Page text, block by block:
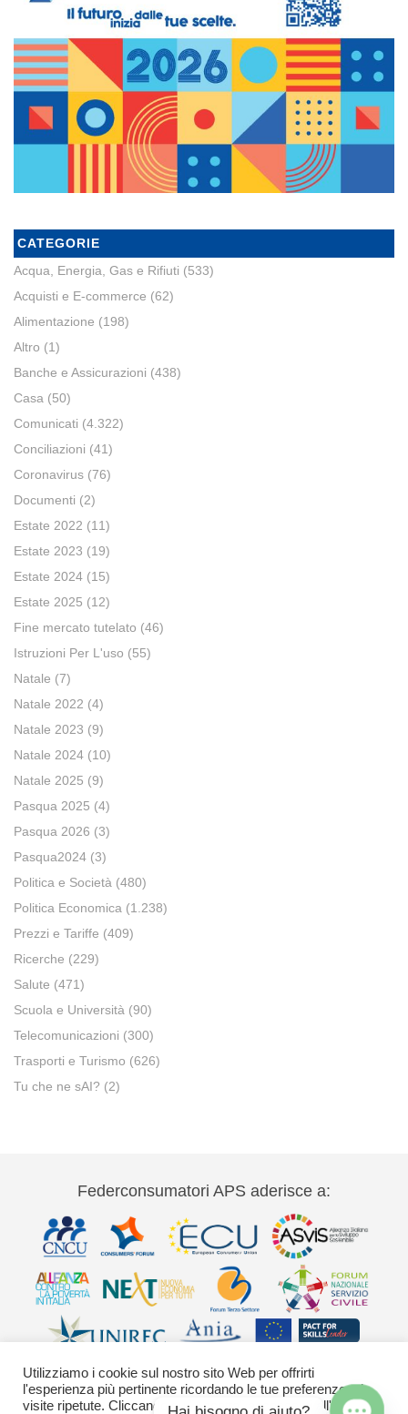
CATEGORIE
Acqua, Energia, Gas e Rifiuti (533)
Acquisti e E-commerce (62)
Alimentazione (198)
Altro (1)
Banche e Assicurazioni (438)
Casa (50)
Comunicati (4.322)
Conciliazioni (41)
Coronavirus (76)
Documenti (2)
Estate 2022 (11)
Estate 2023 (19)
Estate 2024 (15)
Estate 2025 (12)
Fine mercato tutelato (46)
Istruzioni Per L'uso (55)
Natale (7)
Natale 2022 (4)
Natale 2023 (9)
Natale 2024 (10)
Natale 2025 (9)
Pasqua 2025 (4)
Pasqua 2026 (3)
Pasqua2024 (3)
Politica e Società (480)
Politica Economica (1.238)
Prezzi e Tariffe (409)
Ricerche (229)
Salute (471)
Scuola e Università (90)
Telecomunicazioni (300)
Trasporti e Turismo (626)
Tu che ne sAI? (2)
Federconsumatori APS aderisce a:
Utilizziamo i cookie sul nostro sito Web per offrirti
l'esperienza più pertinente ricordando le tue preferenze e le
visite ripetute. Cliccando su "Accetta" acconsenti all'uso di